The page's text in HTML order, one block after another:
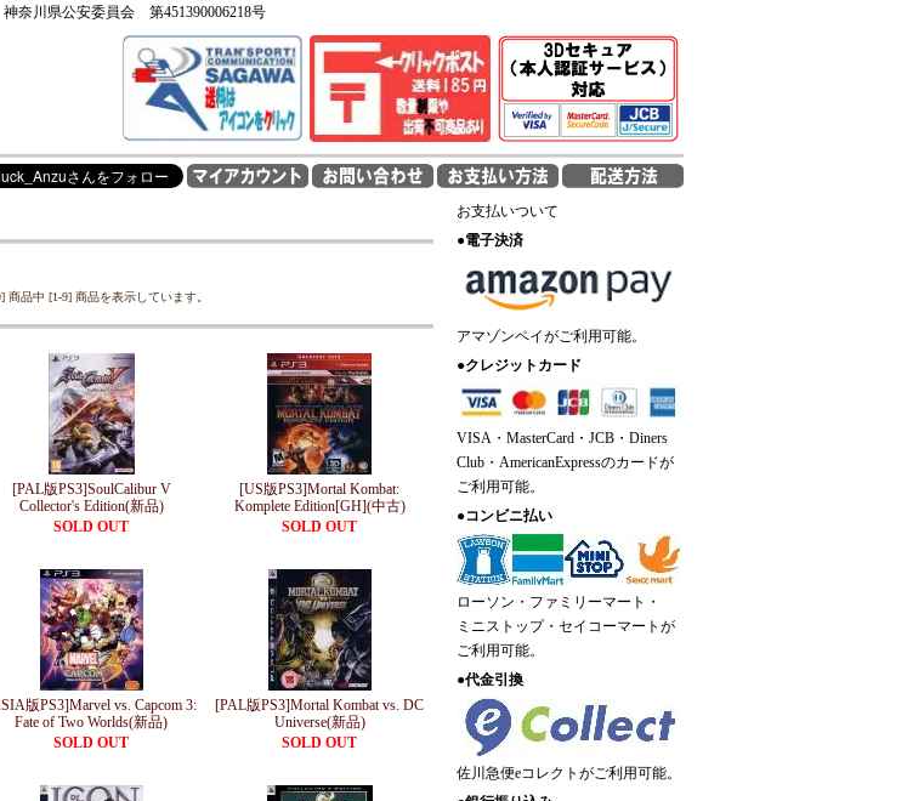
奈川県公安委員会 第451390006218号
商品中 [1-9] 商品を表示しています。
[PAL版PS3]SoulCalibur V
Collector's Edition(新品)
SOLD OUT
[US版PS3]Mortal Kombat:
Komplete Edition[GH](中古)
SOLD OUT
版PS3]Marvel vs. Capcom 3:
Fate of Two Worlds(新品)
SOLD OUT
[PAL版PS3]Mortal Kombat vs. DC
Universe(新品)
SOLD OUT
お支払いついて
●電子決済
アマゾンペイがご利用可能。
●クレジットカード
VISA・MasterCard・JCB・Diners
Club・AmericanExpressのカードが
ご利用可能。
●コンビニ払い
ローソン・ファミリーマート・
ミニストップ・セイコーマートが
ご利用可能。
●代金引換
佐川急便eコレクトがご利用可能。